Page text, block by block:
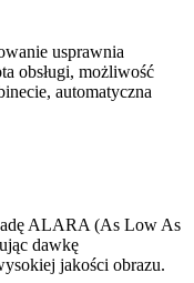
usprawnia
obsługi, możliwość
automatyczna
ALARA (As Low As
dawkę
jakości obrazu.